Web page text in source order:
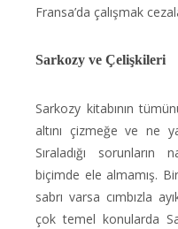
Fransa’da çalışmak
Sarkozy ve Çelişkileri
Sarkozy kitabının
altını çizmeğe ve ne
Sıraladığı sorunların
biçimde ele almamış.
sabrı varsa cımbızla
çok temel konularda